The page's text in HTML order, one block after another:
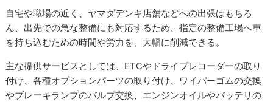
自宅や職場の近く、ヤマダデンキ店舗などへの出張はもちろ
ん、出先での急な整備にも対応するため、指定の整備工場へ車
を持ち込むための時間や労力を、大幅に削減できる。
主な提供サービスとしては、ETCやドライブレコーダーの取り
付け、各種オプションパーツの取り付け、ワイパーゴムの交換
やブレーキランプのバルブ交換、エンジンオイルやバッテリの